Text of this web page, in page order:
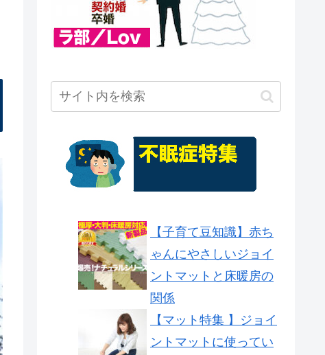
【子育て豆知識】赤ち
ゃんにやさしいジョイ
ントマットと床暖房の
関係
【マット特集 】ジョイ
ントマットに使ってい